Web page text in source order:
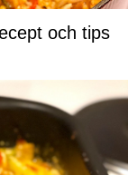
och tips